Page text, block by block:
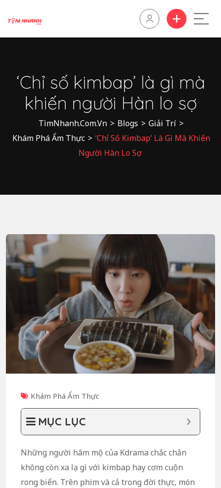
‘Chỉ số kimbap’ là gì mà
khiến người Hàn lo sợ
TìmNhanh.Com.Vn > Blogs > Giải Trí >
Khám Phá Ẩm Thực > ‘Chỉ Số Kimbap’ Là Gì Mà Khiến
Người Hàn Lo Sợ
Khám Phá Ẩm Thực
MỤC LỤC
Những người hâm mộ của Kdrama chắc chắn
không còn xa lạ gì với kimbap hay cơm cuộn
rong biển. Trên phim và cả trong đời thực, món